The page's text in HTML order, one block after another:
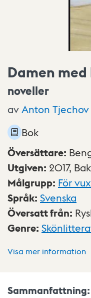
Damen
noveller
avAnton Tjechov
Bok
Översättare:
Utgiven: 2017,
Målgrupp: För
Språk: Svenska
Översatt från:
Genre:
Visa mer information
Sammanfattning: